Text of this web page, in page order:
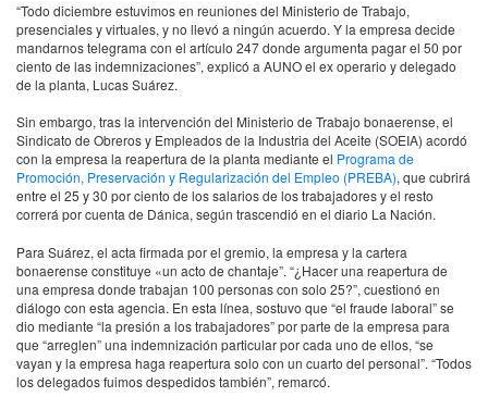
“Todo diciembre estuvimos en reuniones del Ministerio de Trabajo,
presenciales y virtuales, y no llevó a ningún acuerdo. Y la empresa decide
mandarnos telegrama con el artículo 247 donde argumenta pagar el 50 por
ciento de las indemnizaciones”, explicó a AUNO el ex operario y delegado
de la planta, Lucas Suárez.
Sin embargo, tras la intervención del Ministerio de Trabajo bonaerense, el
Sindicato de Obreros y Empleados de la Industria del Aceite (SOEIA) acordó
con la empresa la reapertura de la planta mediante el Programa de
Promoción, Preservación y Regularización del Empleo (PREBA), que cubrirá
entre el 25 y 30 por ciento de los salarios de los trabajadores y el resto
correrá por cuenta de Dánica, según trascendió en el diario La Nación.
Para Suárez, el acta firmada por el gremio, la empresa y la cartera
bonaerense constituye «un acto de chantaje”. “¿Hacer una reapertura de
una empresa donde trabajan 100 personas con solo 25?”, cuestionó en
diálogo con esta agencia. En esta línea, sostuvo que “el fraude laboral” se
dio mediante “la presión a los trabajadores” por parte de la empresa para
que “arreglen” una indemnización particular por cada uno de ellos, “se
vayan y la empresa haga reapertura solo con un cuarto del personal”. “Todos
los delegados fuimos despedidos también”, remarcó.